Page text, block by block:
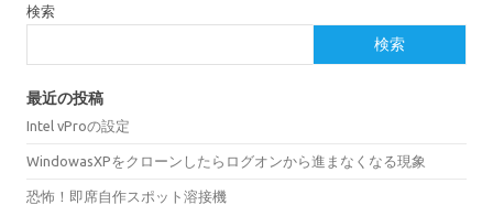
検索
検索
最近の投稿
Intel vProの設定
WindowasXPをクローンしたらログオンから進まなくなる現象
恐怖！即席自作スポット溶接機